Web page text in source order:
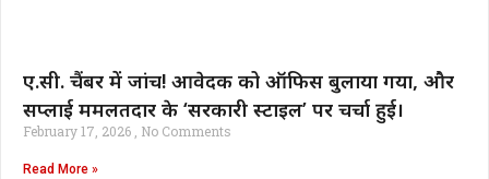
ए.सी. चैंबर में जांच! आवेदक को ऑफिस बुलाया गया, और
सप्लाई ममलतदार के ‘सरकारी स्टाइल’ पर चर्चा हुई।
February 17, 2026 No Comments
Read More »